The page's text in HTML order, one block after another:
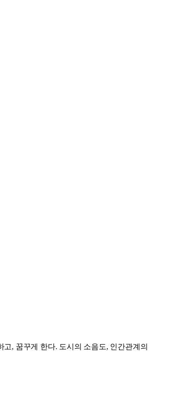
, 꿈꾸게 한다. 도시의 소음도, 인간관계의